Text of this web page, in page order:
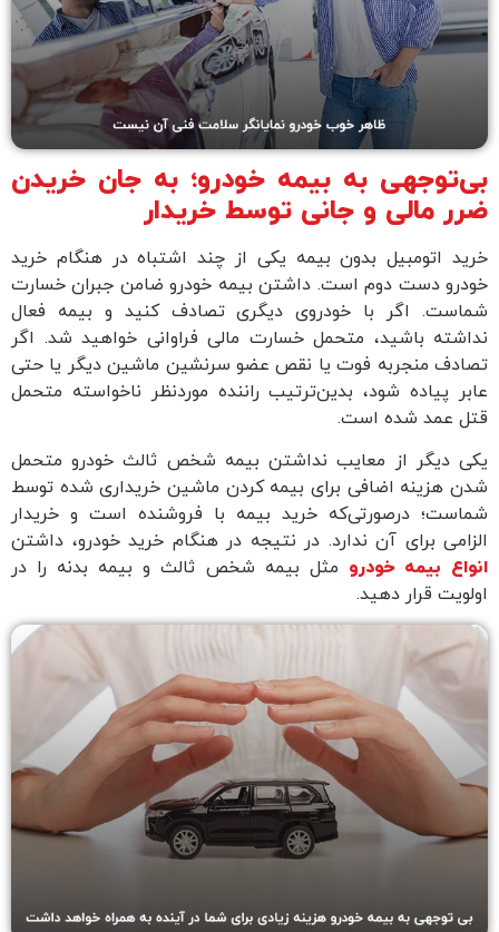
به بیمه خودرو؛ به جان خریدن
مالی و جانی توسط خریدار
اتومبیل بدون بیمه یکی از چند اشتباه در هنگام خرید
دست دوم است. داشتن بیمه خودرو ضامن جبران خسارت
اگر با خودروی دیگری تصادف کنید و بیمه فعال
باشید، متحمل خسارت مالی فراوانی خواهید شد. اگر
منجر‌‌به فوت یا نقص عضو سرنشین ماشین دیگر یا حتی
پیاده شود، بدین‌ترتیب راننده مورد‌نظر ناخواسته متحمل
عمد شده است.
دیگر از معایب نداشتن بیمه شخص ثالث خودرو متحمل
هزینه اضافی برای بیمه کردن ماشین خریداری شده توسط
در‌صورتی‌که خرید بیمه با فروشنده است و خریدار
برای آن ندارد. در نتیجه در هنگام خرید خودرو، داشتن
بیمه خودرومثل بیمه شخص ثالث و بیمه بدنه را در
قرار دهید.